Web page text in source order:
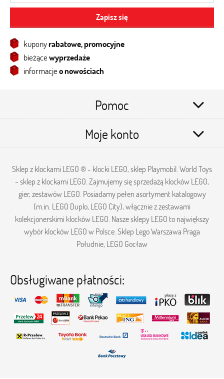
Zapisz się
kuponyrabatowe, promocyjne
bieżącewyprzedaże
informacjeo nowościach
Pomoc
Moje konto
Sklep z klockami LEGO ® - klocki LEGO, sklep Playmobil. World Toys
- sklep z klockami LEGO. Zajmujemy się sprzedażą klocków LEGO,
gier, zestawów LEGO. Posiadamy pełen asortyment katalogowy
(m.in. LEGO Duplo, LEGO City), włącznie z zestawami
kolekcjonerskimi klocków LEGO. Nasze sklepy LEGO to największy
wybór klocków LEGO w Polsce. Sklep Lego Warszawa Praga
Południe, LEGO Gocław
Obsługiwane płatności: